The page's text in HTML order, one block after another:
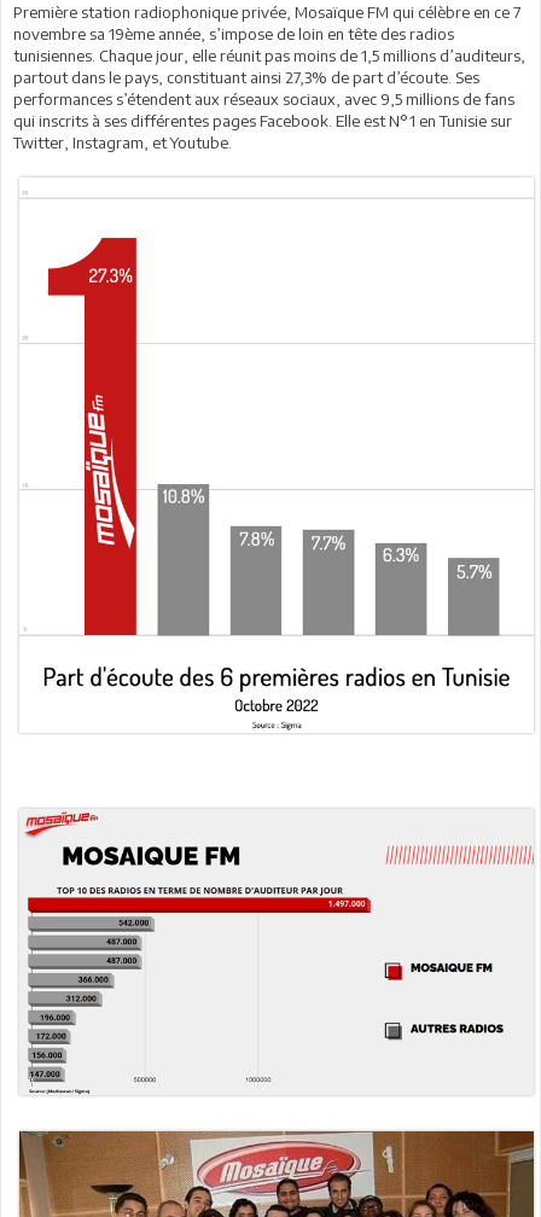
Première station radiophonique privée, Mosaïque FM qui célèbre en ce 7
novembre sa 19ème année, s’impose de loin en tête des radios
tunisiennes. Chaque jour, elle réunit pas moins de 1,5 millions d’auditeurs,
partout dans le pays, constituant ainsi 27,3% de part d’écoute. Ses
performances s’étendent aux réseaux sociaux, avec 9,5 millions de fans
qui inscrits à ses différentes pages Facebook. Elle est N°1 en Tunisie sur
Twitter, Instagram, et Youtube.